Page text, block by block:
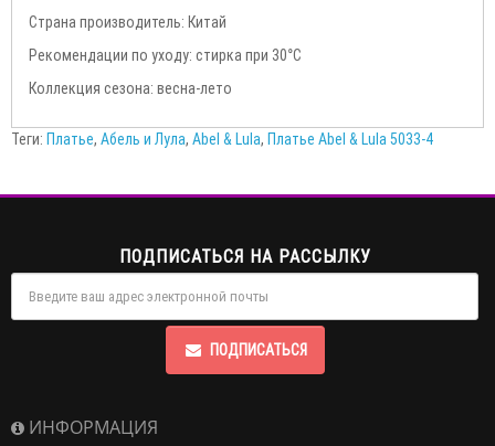
Страна производитель: Китай
Рекомендации по уходу: стирка при 30°С
Коллекция сезона: весна-лето
Теги: Платье, Абель и Лула, Abel & Lula, Платье Abel & Lula 5033-4
ПОДПИСАТЬСЯ НА РАССЫЛКУ
ПОДПИСАТЬСЯ
ИНФОРМАЦИЯ